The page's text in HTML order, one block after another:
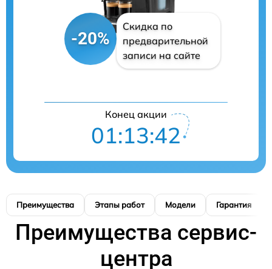
-20%
Скидка по
предварительной
записи на сайте
Конец акции
01:13:41
Преимущества Этапы работ Модели Гарантия
Преимущества сервис-
центра